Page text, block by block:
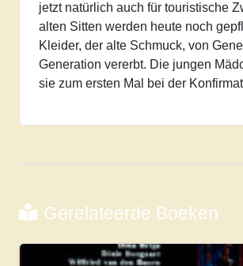
jetzt natürlich auch für touristische
alten Sitten werden heute noch
Kleider, der alte Schmuck, von
Generation vererbt. Die jungen
sie zum ersten Mal bei der
Gerelateerde Boeken